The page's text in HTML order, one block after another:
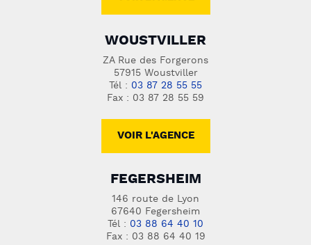
WOUSTVILLER
ZA Rue des Forgerons
57915 Woustviller
Tél : 03 87 28 55 55
Fax : 03 87 28 55 59
VOIR L'AGENCE
FEGERSHEIM
146 route de Lyon
67640 Fegersheim
Tél : 03 88 64 40 10
Fax : 03 88 64 40 19